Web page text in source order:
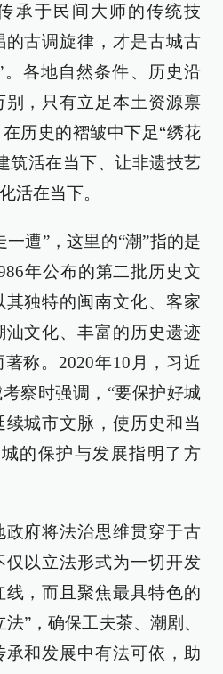
承于民间大师的传统技
古调旋律，才是古城古
。各地自然条件、历史沿
，只有立足本土资源禀
历史的褶皱中下足“绣花
筑活在当下、让非遗技艺
活在当下。
遭”，这里的“潮”指的是
年公布的第二批历史文
独特的闽南文化、客家
文化、丰富的历史遗迹
称。2020年10月，习近
察时强调，“要保护好城
城市文脉，使历史和当
的保护与发展指明了方
府将法治思维贯穿于古
以立法形式为一切开发
，而且聚焦最具特色的
”，确保工夫茶、潮剧、
和发展中有法可依，助